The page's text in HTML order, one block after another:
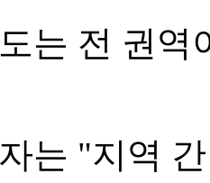
는 전 권역
는 "지역